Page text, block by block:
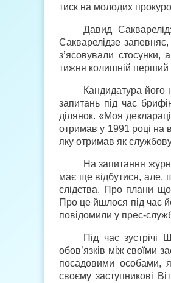
тиск на молодих
Давид
Сакварелідзе
з’ясовували стосунки,
тижня колишній перший
Кандидатура його
запитань під час
ділянок. «Моя
отримав у 1991 році на
яку отримав як
На запитання
має ще відбутися, але,
слідства. Про плани
Про це йшлося під час
повідомили у прес-
Під час зустрічі
обов’язків між своїми
посадовими особами,
своєму заступникові